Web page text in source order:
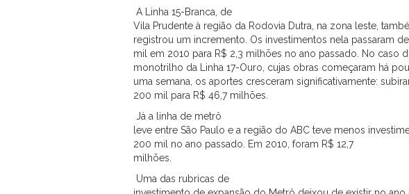
A Linha 15-Branca, de
Vila Prudente à região da Rodovia Dutra, na zona leste,
registrou um incremento. Os investimentos nela passaram
mil em 2010 para R$ 2,3 milhões no ano passado. No caso
monotrilho da Linha 17-Ouro, cujas obras começaram há
uma semana, os aportes cresceram significativamente:
200 mil para R$ 46,7 milhões.
Já a linha de metrô
leve entre São Paulo e a região do ABC teve menos
200 mil no ano passado. Em 2010, foram R$ 12,7
milhões.
Uma das rubricas de